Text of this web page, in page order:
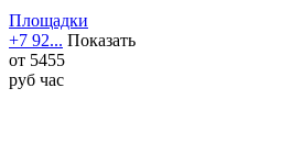
Площадки
+7 92... Показать
от 5455
руб час